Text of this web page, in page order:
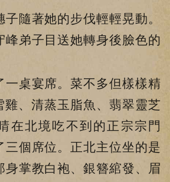
著她的步伐輕輕晃動。
峰弟子目送她轉身後臉色的
桌宴席。菜不多但樣樣精
、清蒸玉脂魚、翡翠靈芝
在北境吃不到的正宗宗門
三個席位。正北主位坐的是
身掌教白袍、銀簪綰發、眉